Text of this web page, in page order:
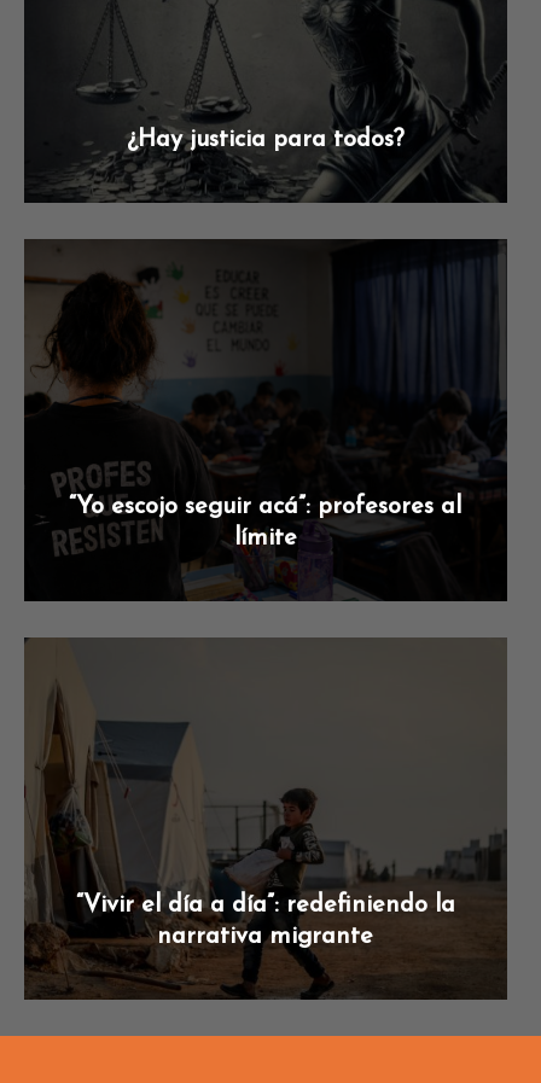
¿Hay justicia para todos?
“Yo escojo seguir acá”: profesores al
límite
“Vivir el día a día”: redefiniendo la
narrativa migrante